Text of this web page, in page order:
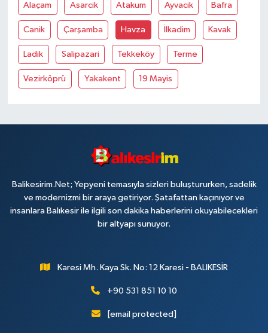
Alaçam Asarcik Atakum Ayvacik Bafra
Canik Çarşamba Havza İlkadim Kavak
Ladik Salipazari Tekkeköy Terme
Vezirköprü Yakakent 19 Mayis
Balikesirim.Net; Yepyeni temasıyla sizleri buluştururken, sadelik
ve modernizmi bir araya getiriyor. Şatafattan kaçınıyor ve
insanlara Balıkesir ile ilgili son dakika haberlerini okuyabilecekleri
bir altyapı sunuyor.
Karesi Mh. Kaya Sk. No: 12 Karesi - BALIKESİR
+90 531 851 10 10
[email protected]